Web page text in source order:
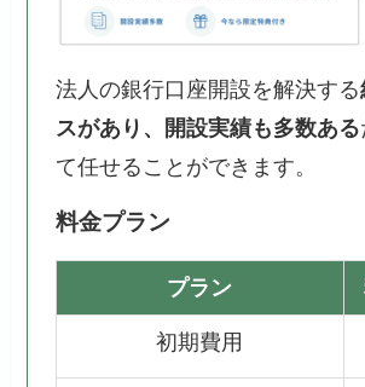
法人の銀行口座開設を解決する
スがあり、開設実績も多数ある
て任せることができます。
料金プラン
プラン
初期費用